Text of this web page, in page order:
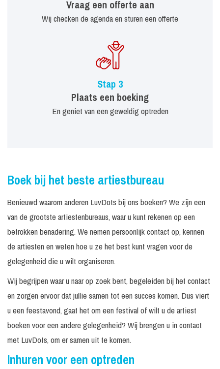
Vraag een offerte aan
Wij checken de agenda en sturen een offerte
Stap 3
Plaats een boeking
En geniet van een geweldig optreden
Boek bij het beste artiestbureau
Benieuwd waarom anderen LuvDots bij ons boeken? We zijn een
van de grootste artiestenbureaus, waar u kunt rekenen op een
betrokken benadering. We nemen persoonlijk contact op, kennen
de artiesten en weten hoe u ze het best kunt vragen voor de
gelegenheid die u wilt organiseren.
Wij begrijpen waar u naar op zoek bent, begeleiden bij het contact
en zorgen ervoor dat jullie samen tot een succes komen. Dus viert
u een feestavond, gaat het om een festival of wilt u de artiest
boeken voor een andere gelegenheid? Wij brengen u in contact
met LuvDots, om er samen uit te komen.
Inhuren voor een optreden